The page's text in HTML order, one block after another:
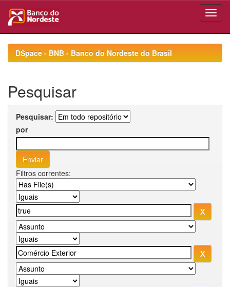
navigationDSpace - BNB - Banco do Nordeste do Brasil
Pesquisar
Pesquisar:
por
Filtros correntes: